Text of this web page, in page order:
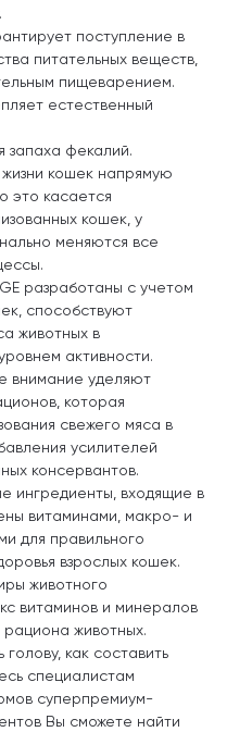
поступление в
питательных веществ,
пищеварением.
естественный
запаха фекалий.
кошек напрямую
это касается
кошек, у
меняются все
разработаны с учетом
способствуют
животных в
активности.
внимание уделяют
которая
свежего мяса в
усилителей
консервантов.
ингредиенты, входящие в
витаминами, макро- и
для правильного
взрослых кошек.
животного
витаминов и минералов
животных.
как составить
специалистам
суперпремиум-
Вы сможете найти